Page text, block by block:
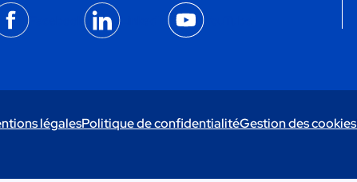
légalesPolitique de confidentialitéGestion des cookies